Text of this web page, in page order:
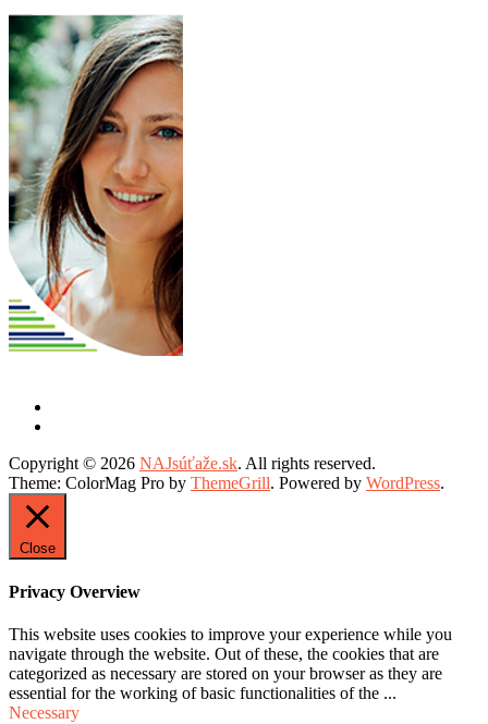
Copyright © 2026 NAJsúťaže.sk. All rights reserved.
Theme: ColorMag Pro by ThemeGrill. Powered by WordPress.
Close
Privacy Overview
This website uses cookies to improve your experience while you
navigate through the website. Out of these, the cookies that are
categorized as necessary are stored on your browser as they are
essential for the working of basic functionalities of the ...
Necessary